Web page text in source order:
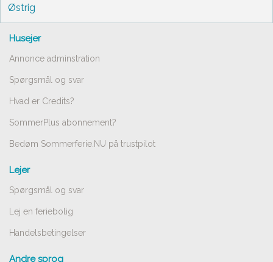
Østrig
Husejer
Annonce adminstration
Spørgsmål og svar
Hvad er Credits?
SommerPlus abonnement?
Bedøm Sommerferie.NU på trustpilot
Lejer
Spørgsmål og svar
Lej en feriebolig
Handelsbetingelser
Andre sprog